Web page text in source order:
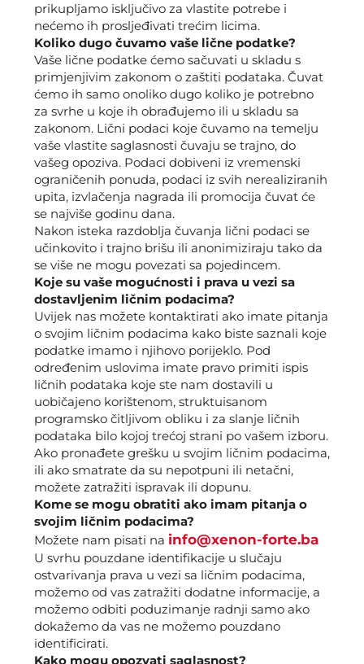
prikupljamo isključivo za vlastite potrebe i
nećemo ih prosljeđivati trećim licima.
Koliko dugo čuvamo vaše lične podatke?
Vaše lične podatke ćemo sačuvati u skladu s
primjenjivim zakonom o zaštiti podataka. Čuvat
ćemo ih samo onoliko dugo koliko je potrebno
za svrhe u koje ih obrađujemo ili u skladu sa
zakonom. Lični podaci koje čuvamo na temelju
vaše vlastite saglasnosti čuvaju se trajno, do
vašeg opoziva. Podaci dobiveni iz vremenski
ograničenih ponuda, podaci iz svih nerealiziranih
upita, izvlačenja nagrada ili promocija čuvat će
se najviše godinu dana.
Nakon isteka razdoblja čuvanja lični podaci se
učinkovito i trajno brišu ili anonimiziraju tako da
se više ne mogu povezati sa pojedincem.
Koje su vaše mogućnosti i prava u vezi sa
dostavljenim ličnim podacima?
Uvijek nas možete kontaktirati ako imate pitanja
o svojim ličnim podacima kako biste saznali koje
podatke imamo i njihovo porijeklo. Pod
određenim uslovima imate pravo primiti ispis
ličnih podataka koje ste nam dostavili u
uobičajeno korištenom, struktuisanom
programsko čitljivom obliku i za slanje ličnih
podataka bilo kojoj trećoj strani po vašem izboru.
Ako pronađete grešku u svojim ličnim podacima,
ili ako smatrate da su nepotpuni ili netačni,
možete zatražiti ispravak ili dopunu.
Kome se mogu obratiti ako imam pitanja o
svojim ličnim podacima?
Možete nam pisati na info@xenon-forte.ba
U svrhu pouzdane identifikacije u slučaju
ostvarivanja prava u vezi sa ličnim podacima,
možemo od vas zatražiti dodatne informacije, a
možemo odbiti poduzimanje radnji samo ako
dokažemo da vas ne možemo pouzdano
identificirati.
Kako mogu opozvati saglasnost?